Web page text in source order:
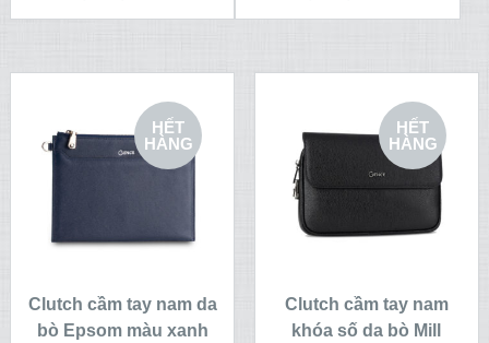
HẾT
HÀNG
Clutch cầm tay nam da
bò Epsom màu xanh
HẾT
HÀNG
Clutch cầm tay nam
khóa số da bò Mill